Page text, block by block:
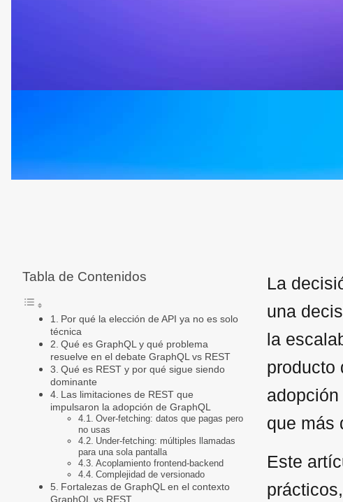
Tabla de Contenidos
Por qué la elección de API ya no es solo
técnica
Qué es GraphQL y qué problema
resuelve en el debate GraphQL vs REST
Qué es REST y por qué sigue siendo
dominante
Las limitaciones de REST que
impulsaron la adopción de GraphQL
Over-fetching: datos que pagas pero
no usas
Under-fetching: múltiples llamadas
para una sola pantalla
Acoplamiento frontend-backend
Complejidad de versionado
Fortalezas de GraphQL en el contexto
GraphQL vs REST
La
una
la
producto
que más
Este